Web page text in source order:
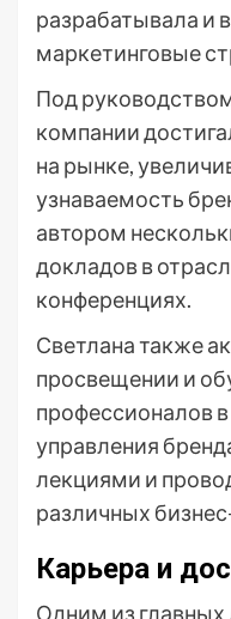
разрабатывала и
маркетинговые
Под
компании
на рынке,
узнаваемость
автором
докладов в
конференциях.
Светлана также
просвещении и
профессионалов
управления
лекциями и
различных
Карьера и
Одним из